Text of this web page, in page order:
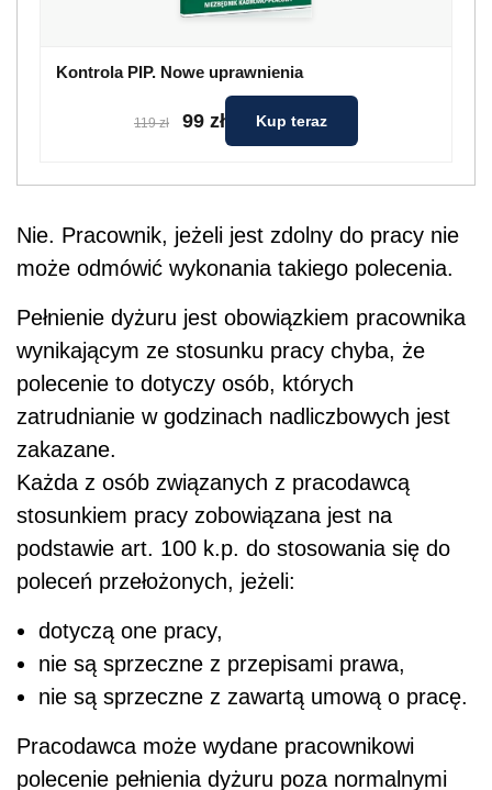
Kontrola PIP. Nowe uprawnienia
119 zł 99 zł Kup teraz
Nie. Pracownik, jeżeli jest zdolny do pracy nie
może odmówić wykonania takiego polecenia.
Pełnienie dyżuru jest obowiązkiem pracownika
wynikającym ze stosunku pracy chyba, że
polecenie to dotyczy osób, których
zatrudnianie w godzinach nadliczbowych jest
zakazane.
Każda z osób związanych z pracodawcą
stosunkiem pracy zobowiązana jest na
podstawie art. 100 k.p. do stosowania się do
poleceń przełożonych, jeżeli:
dotyczą one pracy,
nie są sprzeczne z przepisami prawa,
nie są sprzeczne z zawartą umową o pracę.
Pracodawca może wydane pracownikowi
polecenie pełnienia dyżuru poza normalnymi